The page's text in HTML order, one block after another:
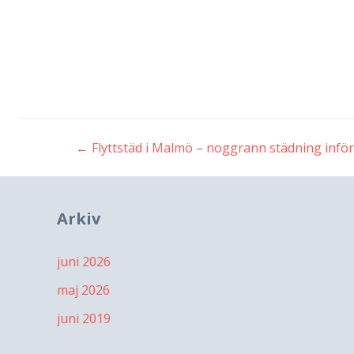
← Flyttstäd i Malmö – noggrann städning
Arkiv
juni 2026
maj 2026
juni 2019